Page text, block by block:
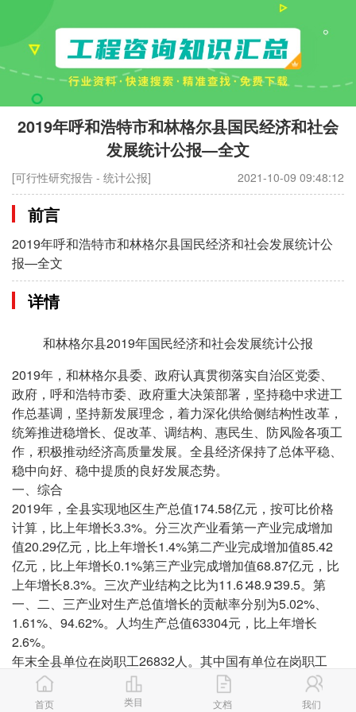
2019年呼和浩特市和林格尔县国民经济和社会
发展统计公报—全文
[可行性研究报告 - 统计公报] 2021-10-09 09:48:12
前言
2019年呼和浩特市和林格尔县国民经济和社会发展统计公
报—全文
详情
和林格尔县2019年国民经济和社会发展统计公报
2019年，和林格尔县委、政府认真贯彻落实自治区党委、
政府，呼和浩特市委、政府重大决策部署，坚持稳中求进工
作总基调，坚持新发展理念，着力深化供给侧结构性改革，
统筹推进稳增长、促改革、调结构、惠民生、防风险各项工
作，积极推动经济高质量发展。全县经济保持了总体平稳、
稳中向好、稳中提质的良好发展态势。
一、综合
2019年，全县实现地区生产总值174.58亿元，按可比价格
计算，比上年增长3.3%。分三次产业看第一产业完成增加
值20.29亿元，比上年增长1.4%第二产业完成增加值85.42
亿元，比上年增长0.1%第三产业完成增加值68.87亿元，比
上年增长8.3%。三次产业结构之比为11.6∶48.9∶39.5。第
一、二、三产业对生产总值增长的贡献率分别为5.02%、
1.61%、94.62%。人均生产总值63304元，比上年增长
2.6%。
年末全县单位在岗职工26832人。其中国有单位在岗职工
6344人；城镇集体单位在岗职工346人；其他各种经济类型
在岗职工20142人。
首页 类目 文档 我们